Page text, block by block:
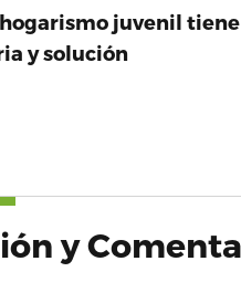
juvenil
y solución
y